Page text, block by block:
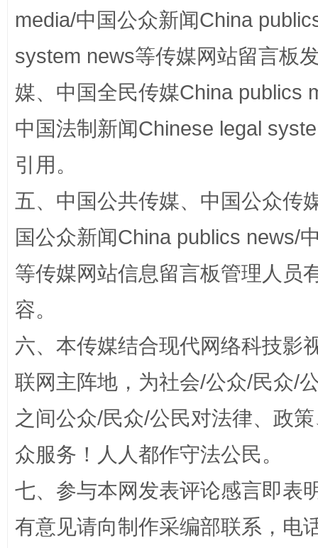
招工难、用工荒背后
网上购药对药下症？
media/中国公众新闻China
system news等传媒网站留言板
媒、中国全民传媒China publics
中国法制新闻Chinese legal
引用。
五、中国公共传媒、中国公众传
国公众新闻China publics news/
等传媒网站信息留言板管理人员
容。
六、本传媒结合现代网络科技影
联网主阵地，为社会/公众/民众/
之间公众/民众/公民对法律、政
众服务！人人都作守法公民。
七、参与本网发表评论感言即表
有意见请向制作采编部联系，电